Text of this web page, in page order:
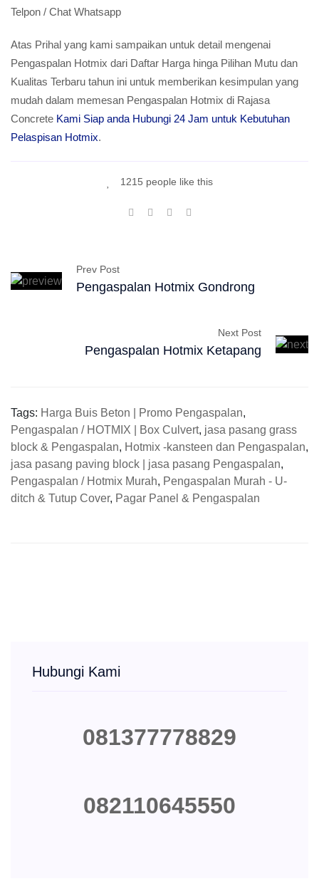
Telpon / Chat Whatsapp
Atas Prihal yang kami sampaikan untuk detail mengenai
Pengaspalan Hotmix dari Daftar Harga hinga Pilihan Mutu dan
Kualitas Terbaru tahun ini untuk memberikan kesimpulan yang
mudah dalam memesan Pengaspalan Hotmix di Rajasa
Concrete Kami Siap anda Hubungi 24 Jam untuk Kebutuhan
Pelaspisan Hotmix.
1215 people like this
Prev Post
Pengaspalan Hotmix Gondrong
Next Post
Pengaspalan Hotmix Ketapang
Tags: Harga Buis Beton | Promo Pengaspalan,
Pengaspalan / HOTMIX | Box Culvert, jasa pasang grass
block & Pengaspalan, Hotmix -kansteen dan Pengaspalan,
jasa pasang paving block | jasa pasang Pengaspalan,
Pengaspalan / Hotmix Murah, Pengaspalan Murah - U-
ditch & Tutup Cover, Pagar Panel & Pengaspalan
Hubungi Kami
081377778829
082110645550